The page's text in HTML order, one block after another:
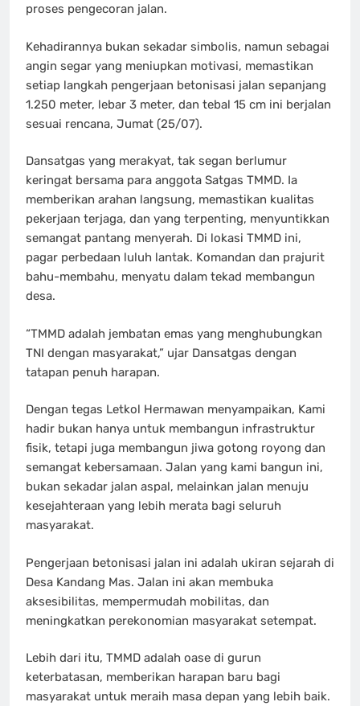
proses pengecoran jalan.
Kehadirannya bukan sekadar simbolis, namun sebagai
angin segar yang meniupkan motivasi, memastikan
setiap langkah pengerjaan betonisasi jalan sepanjang
1.250 meter, lebar 3 meter, dan tebal 15 cm ini berjalan
sesuai rencana, Jumat (25/07).
Dansatgas yang merakyat, tak segan berlumur
keringat bersama para anggota Satgas TMMD. Ia
memberikan arahan langsung, memastikan kualitas
pekerjaan terjaga, dan yang terpenting, menyuntikkan
semangat pantang menyerah. Di lokasi TMMD ini,
pagar perbedaan luluh lantak. Komandan dan prajurit
bahu-membahu, menyatu dalam tekad membangun
desa.
“TMMD adalah jembatan emas yang menghubungkan
TNI dengan masyarakat,” ujar Dansatgas dengan
tatapan penuh harapan.
Dengan tegas Letkol Hermawan menyampaikan, Kami
hadir bukan hanya untuk membangun infrastruktur
fisik, tetapi juga membangun jiwa gotong royong dan
semangat kebersamaan. Jalan yang kami bangun ini,
bukan sekadar jalan aspal, melainkan jalan menuju
kesejahteraan yang lebih merata bagi seluruh
masyarakat.
Pengerjaan betonisasi jalan ini adalah ukiran sejarah di
Desa Kandang Mas. Jalan ini akan membuka
aksesibilitas, mempermudah mobilitas, dan
meningkatkan perekonomian masyarakat setempat.
Lebih dari itu, TMMD adalah oase di gurun
keterbatasan, memberikan harapan baru bagi
masyarakat untuk meraih masa depan yang lebih baik.